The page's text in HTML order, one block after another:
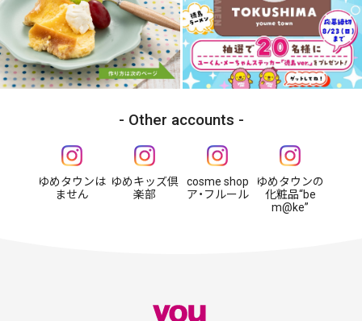
Other accounts
ゆめタウンは
ません
ゆめキッズ倶
楽部
cosme shop
ア・フルール
ゆめタウンの
化粧品“be
m@ke”